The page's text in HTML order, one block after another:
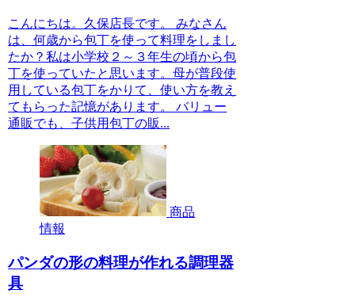
こんにちは。久保店長です。 みなさん
は、何歳から包丁を使って料理をしまし
たか？私は小学校２～３年生の頃から包
丁を使っていたと思います。母が普段使
用している包丁をかりて、使い方を教え
てもらった記憶があります。 バリュー
通販でも、子供用包丁の販...
商品
情報
パンダの形の料理が作れる調理器
具